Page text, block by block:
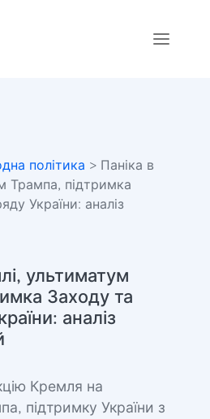
політика > Паніка в
Трампа, підтримка
України: аналіз
ультиматум
Заходу та
аналіз
Кремля на
підтримку України з